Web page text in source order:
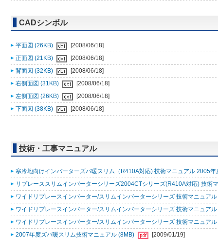
CADシンボル
平面図 (26KB)
[2008/06/18]
正面図 (21KB)
[2008/06/18]
背面図 (32KB)
[2008/06/18]
右側面図 (31KB)
[2008/06/18]
左側面図 (26KB)
[2008/06/18]
下面図 (38KB)
[2008/06/18]
技術・工事マニュアル
寒冷地向けインバーターズバ暖スリム（R410A対応) 技術マニュアル 2005
リプレーススリムインバーターシリーズ2004CTシリーズ(R410A対応) 技術
ワイドリプレースインバーター/スリムインバーターシリーズ 技術マニュア
ワイドリプレースインバーター/スリムインバーターシリーズ 技術マニュア
ワイドリプレースインバーター/スリムインバーターシリーズ 技術マニュア
2007年度ズバ暖スリム技術マニュアル (8MB)
[2009/01/19]